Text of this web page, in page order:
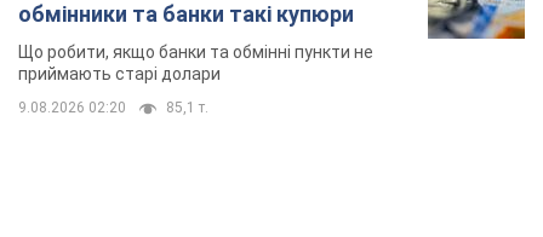
обмінники та банки такі купюри
Що робити, якщо банки та обмінні пункти не
приймають старі долари
9.08.2026 02:20 85,1 т.